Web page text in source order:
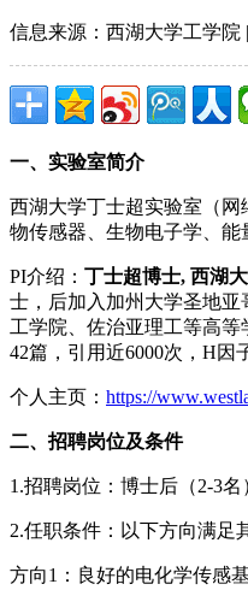
信息来源：西湖大学工学院
一、实验室简介
西湖大学丁士超实验室（
物传感器、生物电子学、能
PI介绍： 丁士超博士, 西湖
士，后加入加州大学圣地亚
工学院、佐治亚理工等高等
42篇，引用近6000次，H因
个人主页： https://
二、招聘岗位及条件
1.招聘岗位：博士后（2-3名
2.任职条件：以下方向满足
方向1：良好的电化学传感